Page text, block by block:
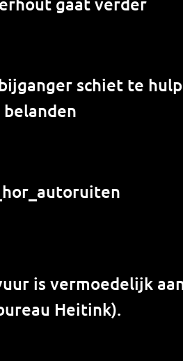
schiet te
is vermoedelijk
Heitink).